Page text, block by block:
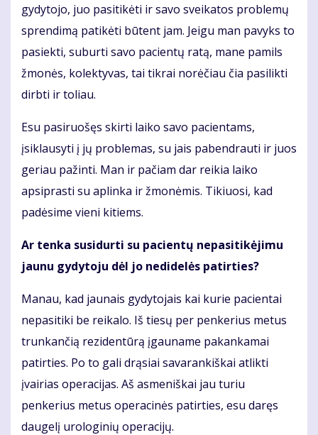
gydytojo, juo pasitikėti ir savo sveikatos problemų
sprendimą patikėti būtent jam. Jeigu man pavyks to
pasiekti, suburti savo pacientų ratą, mane pamils
žmonės, kolektyvas, tai tikrai norėčiau čia pasilikti
dirbti ir toliau.
Esu pasiruošęs skirti laiko savo pacientams,
įsiklausyti į jų problemas, su jais pabendrauti ir juos
geriau pažinti. Man ir pačiam dar reikia laiko
apsiprasti su aplinka ir žmonėmis. Tikiuosi, kad
padėsime vieni kitiems.
Ar tenka susidurti su pacientų nepasitikėjimu
jaunu gydytoju dėl jo nedidelės patirties?
Manau, kad jaunais gydytojais kai kurie pacientai
nepasitiki be reikalo. Iš tiesų per penkerius metus
trunkančią rezidentūrą įgauname pakankamai
patirties. Po to gali drąsiai savarankiškai atlikti
įvairias operacijas. Aš asmeniškai jau turiu
penkerius metus operacinės patirties, esu daręs
daugelį urologinių operacijų.